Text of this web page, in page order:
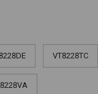
VT8228TC